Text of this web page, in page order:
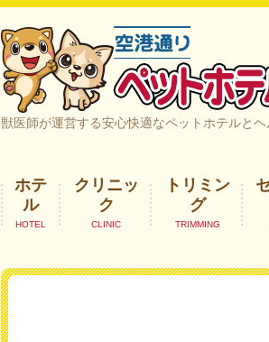
空港通りペットホテル＆ヘルスケア｜山
獣医師が運営する安心快適なペットホテルと
ホテ
ル
クリニッ
ク
トリミン
グ